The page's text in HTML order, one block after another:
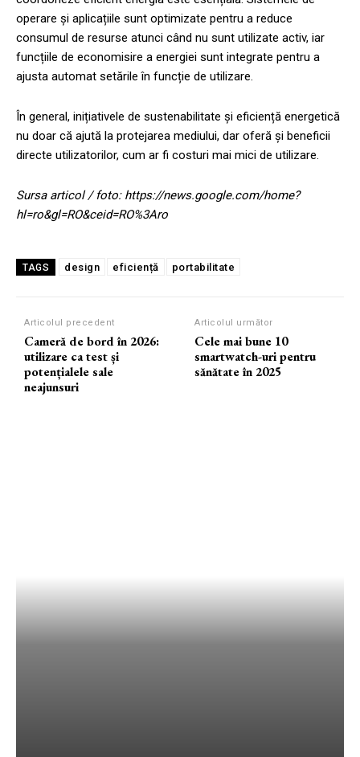
operare și aplicațiile sunt optimizate pentru a reduce
consumul de resurse atunci când nu sunt utilizate activ, iar
funcțiile de economisire a energiei sunt integrate pentru a
ajusta automat setările în funcție de utilizare.
În general, inițiativele de sustenabilitate și eficiență energetică
nu doar că ajută la protejarea mediului, dar oferă și beneficii
directe utilizatorilor, cum ar fi costuri mai mici de utilizare.
Sursa articol / foto: https://news.google.com/home?
hl=ro&gl=RO&ceid=RO%3Aro
TAGS design eficiență portabilitate
Articolul precedent
Cameră de bord în 2026:
utilizare ca test și
potențialele sale
neajunsuri
Articolul următor
Cele mai bune 10
smartwatch-uri pentru
sănătate în 2025